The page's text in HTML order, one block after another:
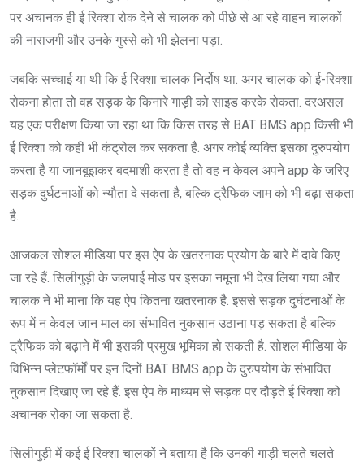
पर अचानक ही ई रिक्शा रोक देने से चालक को पीछे से आ रहे वाहन चालकों
की नाराजगी और उनके गुस्से को भी झेलना पड़ा.
जबकि सच्चाई या थी कि ई रिक्शा चालक निर्दोष था. अगर चालक को ई-रिक्शा
रोकना होता तो वह सड़क के किनारे गाड़ी को साइड करके रोकता. दरअसल
यह एक परीक्षण किया जा रहा था कि किस तरह से BAT BMS app किसी भी
ई रिक्शा को कहीं भी कंट्रोल कर सकता है. अगर कोई व्यक्ति इसका दुरुपयोग
करता है या जानबूझकर बदमाशी करता है तो वह न केवल अपने app के जरिए
सड़क दुर्घटनाओं को न्यौता दे सकता है, बल्कि ट्रैफिक जाम को भी बढ़ा सकता
है.
आजकल सोशल मीडिया पर इस ऐप के खतरनाक प्रयोग के बारे में दावे किए
जा रहे हैं. सिलीगुड़ी के जलपाई मोड पर इसका नमूना भी देख लिया गया और
चालक ने भी माना कि यह ऐप कितना खतरनाक है. इससे सड़क दुर्घटनाओं के
रूप में न केवल जान माल का संभावित नुकसान उठाना पड़ सकता है बल्कि
ट्रैफिक को बढ़ाने में भी इसकी प्रमुख भूमिका हो सकती है. सोशल मीडिया के
विभिन्न प्लेटफॉर्मों पर इन दिनों BAT BMS app के दुरुपयोग के संभावित
नुकसान दिखाए जा रहे हैं. इस ऐप के माध्यम से सड़क पर दौड़ते ई रिक्शा को
अचानक रोका जा सकता है.
सिलीगुड़ी में कई ई रिक्शा चालकों ने बताया है कि उनकी गाड़ी चलते चलते